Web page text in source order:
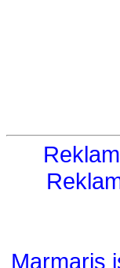
Marmaris